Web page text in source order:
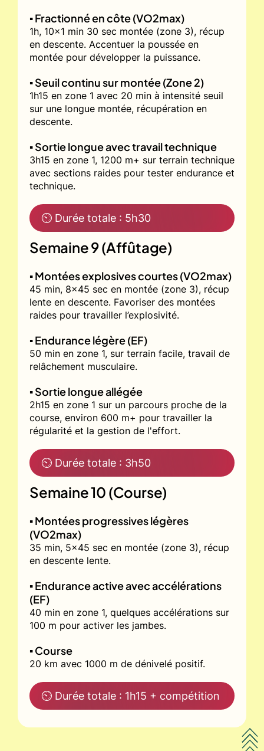
▪️ Fractionné en côte (VO2max)
1h, 10x1 min 30 sec montée (zone 3), récup
en descente. Accentuer la poussée en
montée pour développer la puissance.
▪️ Seuil continu sur montée (Zone 2)
1h15 en zone 1 avec 20 min à intensité seuil
sur une longue montée, récupération en
descente.
▪️ Sortie longue avec travail technique
3h15 en zone 1, 1200 m+ sur terrain technique
avec sections raides pour tester endurance et
technique.
⏲ Durée totale : 5h30
Semaine 9 (Affûtage)
▪️ Montées explosives courtes (VO2max)
45 min, 8x45 sec en montée (zone 3), récup
lente en descente. Favoriser des montées
raides pour travailler l’explosivité.
▪️ Endurance légère (EF)
50 min en zone 1, sur terrain facile, travail de
relâchement musculaire.
▪️ Sortie longue allégée
2h15 en zone 1 sur un parcours proche de la
course, environ 600 m+ pour travailler la
régularité et la gestion de l'effort.
⏲ Durée totale : 3h50
Semaine 10 (Course)
▪️ Montées progressives légères
(VO2max)
35 min, 5x45 sec en montée (zone 3), récup
en descente lente.
▪️ Endurance active avec accélérations
(EF)
40 min en zone 1, quelques accélérations sur
100 m pour activer les jambes.
▪️ Course
20 km avec 1000 m de dénivelé positif.
⏲ Durée totale : 1h15 + compétition